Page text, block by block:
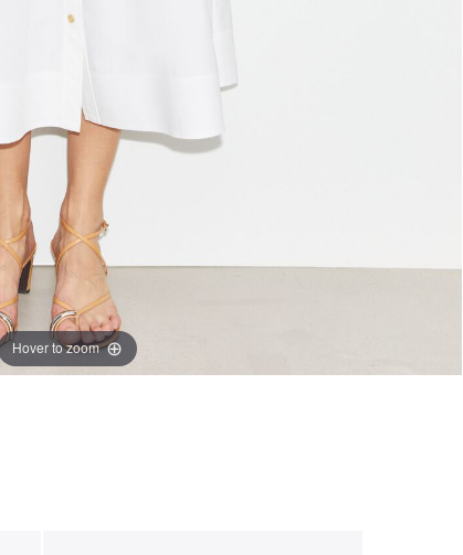
Hover to zoom